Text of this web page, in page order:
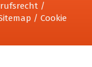
/
/ Cookie